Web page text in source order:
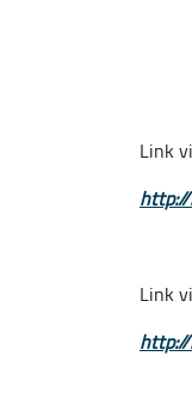
Link
Link